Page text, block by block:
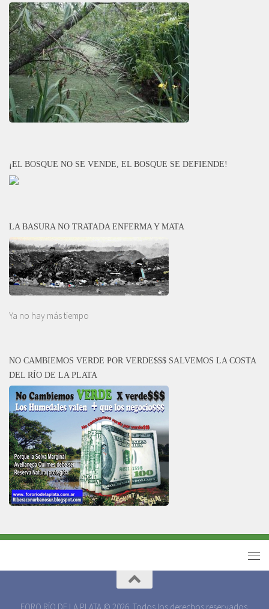
¡EL BOSQUE NO SE VENDE, EL BOSQUE SE DEFIENDE!
LA BASURA NO TRATADA ENFERMA Y MATA
Ya no hay más tiempo
NO CAMBIEMOS VERDE POR VERDE$$$ SALVEMOS LA COSTA
DEL RÍO DE LA PLATA